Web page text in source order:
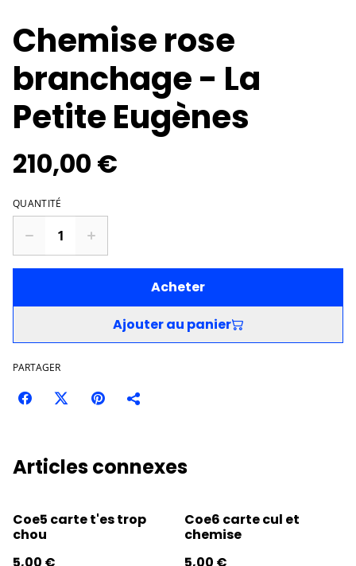
Chemise rose
branchage - La
Petite Eugènes
210,00 €
QUANTITÉ
Acheter
Ajouter au panier
PARTAGER
Articles connexes
Coe5 carte t'es trop
chou
Coe6 carte cul et
chemise